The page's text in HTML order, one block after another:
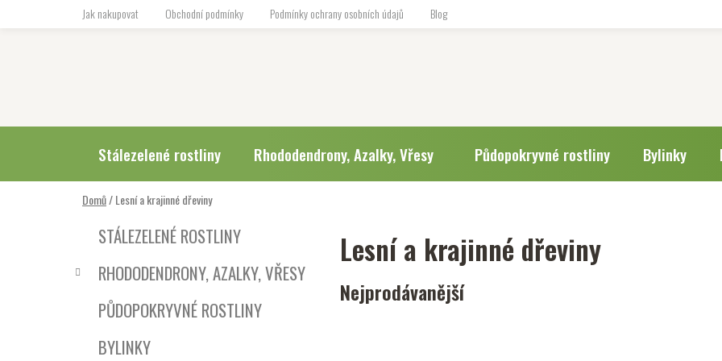
Jak nakupovat Obchodní podmínky Podmínky ochrany osobních údajů Blog
Stálezelené rostliny Rhododendrony, Azalky, Vřesy Půdopokryvné rostliny Bylinky
Domů/Lesní a krajinné dřeviny
Přeskočit
kategorie
e
STÁLEZELENÉ ROSTLINY
RHODODENDRONY, AZALKY, VŘESY
PŮDOPOKRYVNÉ ROSTLINY
BYLINKY
Lesní a krajinné dřeviny
Nejprodávanější